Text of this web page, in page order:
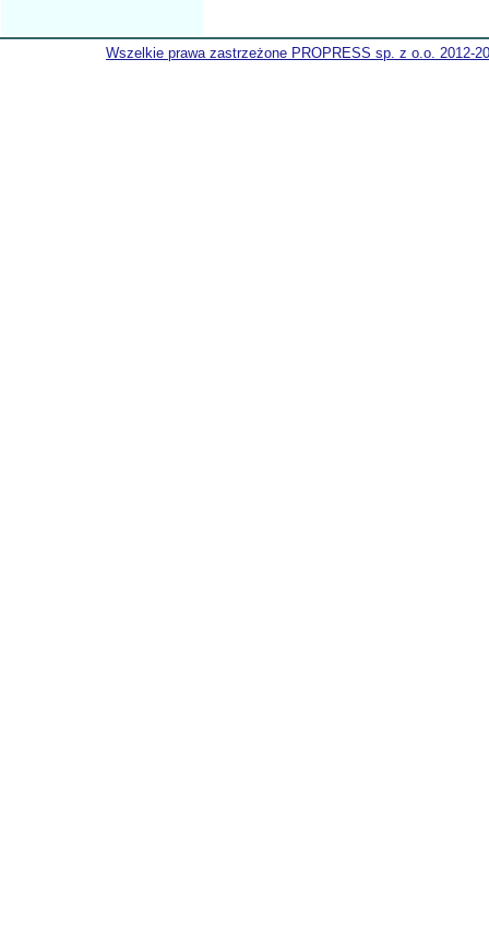
Wszelkie prawa zastrzeżone PROPRESS sp. z o.o. 2012-